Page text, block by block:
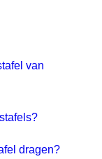
van
dragen?